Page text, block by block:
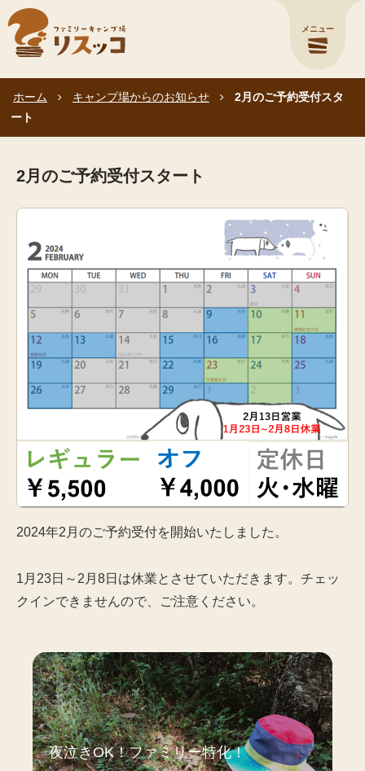
メニュー
ホーム キャンプ場からのお知らせ
2月のご予約受付スタ
ート
2月のご予約受付スタート
2024年2月のご予約受付を開始いたしました。
1月23日～2月8日は休業とさせていただきます。チェッ
クインできませんので、ご注意ください。
夜泣きOK！ファミリー特化！